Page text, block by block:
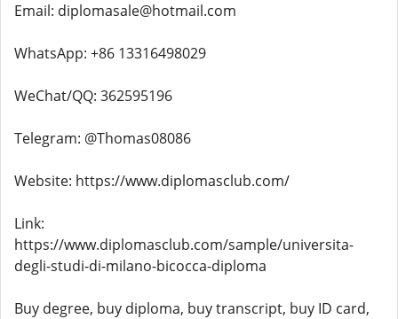
Email: diplomasale@hotmail.com
WhatsApp: +86 13316498029
WeChat/QQ: 362595196
Telegram: @Thomas08086
Website: https://www.diplomasclub.com/
Link:
https://www.diplomasclub.com/sample/universita-
degli-studi-di-milano-bicocca-diploma
Buy degree, buy diploma, buy transcript, buy ID card,